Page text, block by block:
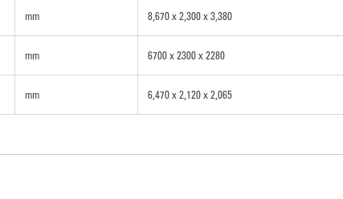
mm 8,670 x 2,300 x 3,380
mm 6700 x 2300 x 2280
mm 6,470 x 2,120 x 2,065